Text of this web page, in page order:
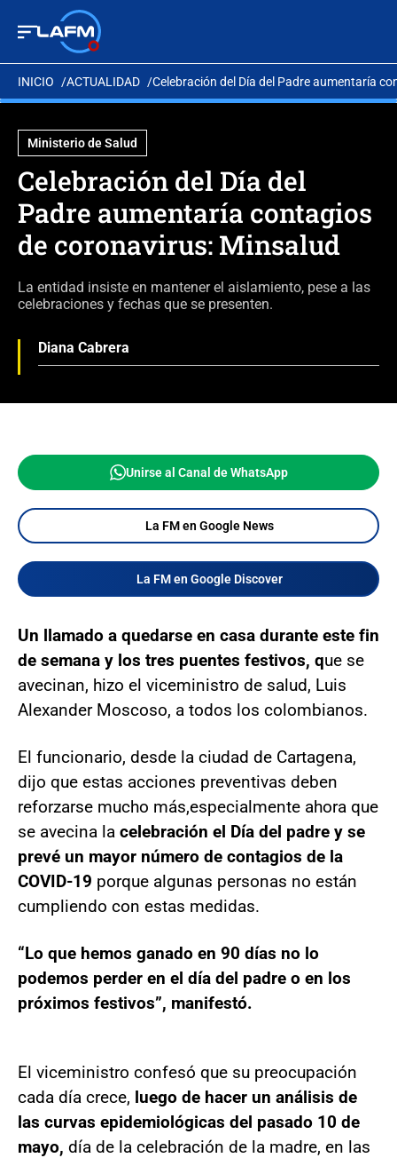
INICIO ACTUALIDAD Celebración del Día del Padre aumentaría
Ministerio de Salud
Celebración del Día del
Padre aumentaría contagios
de coronavirus: Minsalud
La entidad insiste en mantener el aislamiento, pese a las
celebraciones y fechas que se presenten.
Diana Cabrera
Unirse al Canal de WhatsApp
La FM en Google News
La FM en Google Discover
Un llamado a quedarse en casa durante este fin
de semana y los tres puentes festivos, que se
avecinan, hizo el viceministro de salud, Luis
Alexander Moscoso, a todos los colombianos.
El funcionario, desde la ciudad de Cartagena,
dijo que estas acciones preventivas deben
reforzarse mucho más,especialmente ahora que
se avecina la celebración el Día del padre y se
prevé un mayor número de contagios de la
COVID-19 porque algunas personas no están
cumpliendo con estas medidas.
“Lo que hemos ganado en 90 días no lo
podemos perder en el día del padre o en los
próximos festivos”, manifestó.
El viceministro confesó que su preocupación
cada día crece, luego de hacer un análisis de
las curvas epidemiológicas del pasado 10 de
mayo, día de la celebración de la madre, en las